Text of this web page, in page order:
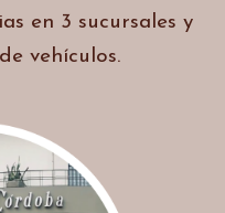
en 3 sucursales y
vehículos.